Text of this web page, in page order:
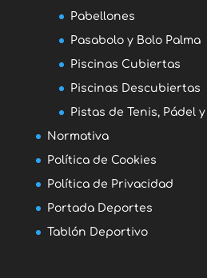
Pabellones
Pasabolo y Bolo Palma
Piscinas Cubiertas
Piscinas Descubiertas
Pistas de Tenis, Pádel
Normativa
Política de Cookies
Política de Privacidad
Portada Deportes
Tablón Deportivo